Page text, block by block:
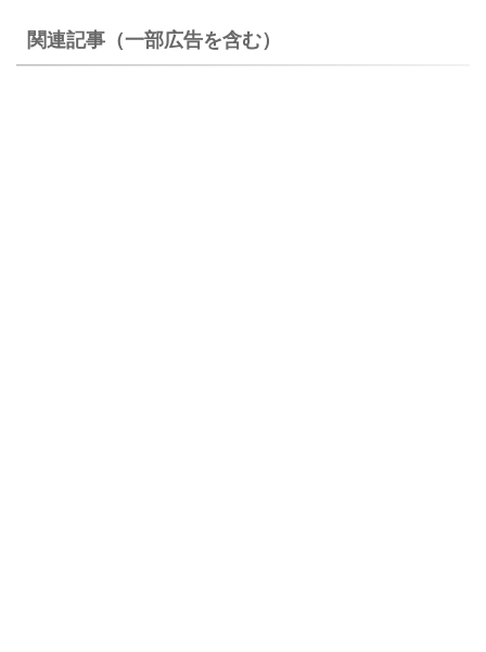
関連記事（一部広告を含む）